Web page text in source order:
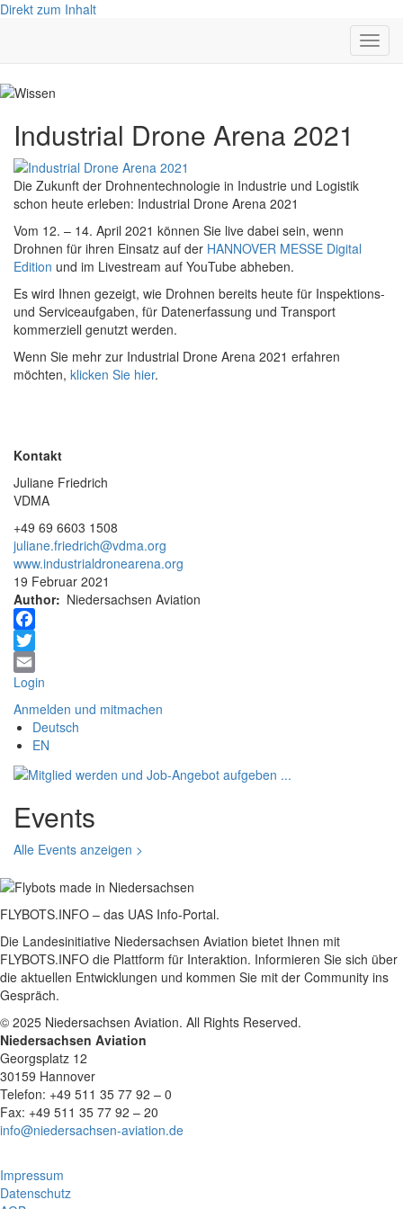
Direkt zum Inhalt
Industrial Drone Arena 2021
Die Zukunft der Drohnentechnologie in Industrie und Logistik
schon heute erleben: Industrial Drone Arena 2021
Vom 12. – 14. April 2021 können Sie live dabei sein, wenn
Drohnen für ihren Einsatz auf der HANNOVER MESSE Digital
Edition und im Livestream auf YouTube abheben.
Es wird Ihnen gezeigt, wie Drohnen bereits heute für Inspektions-
und Serviceaufgaben, für Datenerfassung und Transport
kommerziell genutzt werden.
Wenn Sie mehr zur Industrial Drone Arena 2021 erfahren
möchten, klicken Sie hier.
Kontakt
Juliane Friedrich
VDMA
+49 69 6603 1508
juliane.friedrich@vdma.org
www.industrialdronearena.org
19 Februar 2021
Author
Niedersachsen Aviation
Facebook
Twitter
Email
Login
Anmelden und mitmachen
Deutsch
EN
Events
Alle Events anzeigen >
FLYBOTS.INFO – das UAS Info-Portal.
Die Landesinitiative Niedersachsen Aviation bietet Ihnen mit
FLYBOTS.INFO die Plattform für Interaktion. Informieren Sie sich über
die aktuellen Entwicklungen und kommen Sie mit der Community ins
Gespräch.
© 2025 Niedersachsen Aviation. All Rights Reserved.
Niedersachsen Aviation
Georgsplatz 12
30159 Hannover
Telefon: +49 511 35 77 92 – 0
Fax: +49 511 35 77 92 – 20
info@niedersachsen-aviation.de
Impressum
Datenschutz